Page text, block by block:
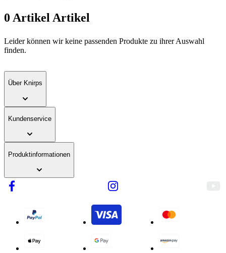
0 Artikel Artikel
Zur
Produktliste
Leider können wir keine passenden Produkte zu ihrer Auswahl
finden.
Über Knirps
Kundenservice
Produktinformationen